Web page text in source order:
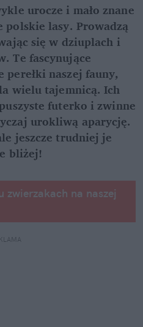
urocze i mało znane
polskie lasy. Prowadzą
się w dziuplach i
Te fascynujące
naszej fauny,
wielu tajemnicą. Ich
futerko i zwinne
urokliwą aparycję.
jeszcze trudniej je
bliżej!
zwierzakach na naszej